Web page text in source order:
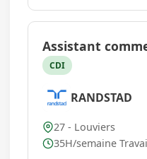
fenêtres, portes,
Assistant
CDI
RANDSTAD
27 - Louviers
35H/semaine